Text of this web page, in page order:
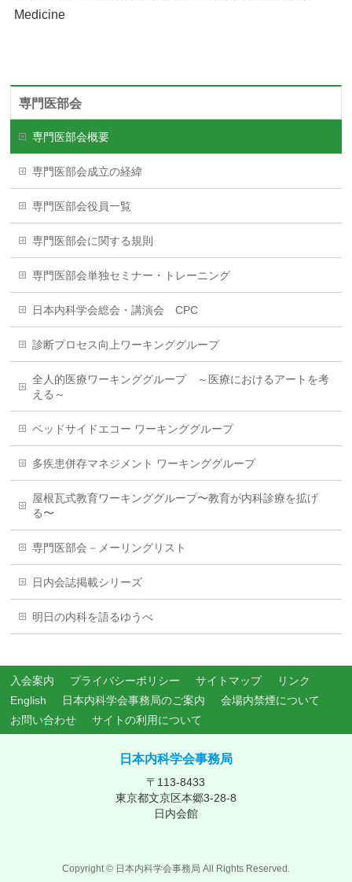
Medicine
専門医部会
専門医部会概要
専門医部会成立の経緯
専門医部会役員一覧
専門医部会に関する規則
専門医部会単独セミナー・トレーニング
日本内科学会総会・講演会 CPC
診断プロセス向上ワーキンググループ
全人的医療ワーキンググループ ～医療におけるアートを考
える～
ベッドサイドエコー ワーキンググループ
多疾患併存マネジメント ワーキンググループ
屋根瓦式教育ワーキンググループ〜教育が内科診療を拡げ
る〜
専門医部会－メーリングリスト
日内会誌掲載シリーズ
明日の内科を語るゆうべ
入会案内 プライバシーポリシー サイトマップ
リンク
English
日本内科学会事務局のご案内
会場内禁煙について
お問い合わせ
サイトの利用について
日本内科学会事務局
〒113-8433
東京都文京区本郷3-28-8
日内会館
Copyright © 日本内科学会事務局 All Rights Reserved.